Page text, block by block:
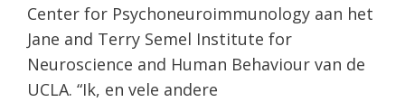
Center for Psychoneuroimmunology aan het
Jane and Terry Semel Institute for
Neuroscience and Human Behaviour van de
UCLA. “Ik, en vele andere